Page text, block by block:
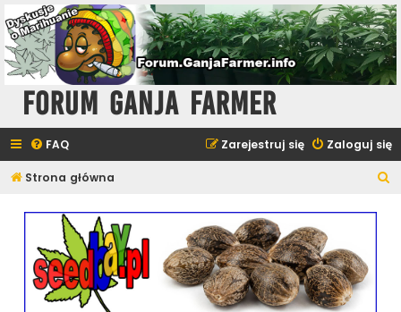
Forum Ganja Farmer
FAQ Zaloguj się
Zarejestruj się
Strona główna